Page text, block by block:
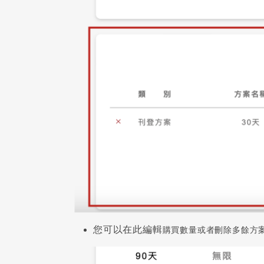
您可以在此編輯購買數量或者刪除多餘方